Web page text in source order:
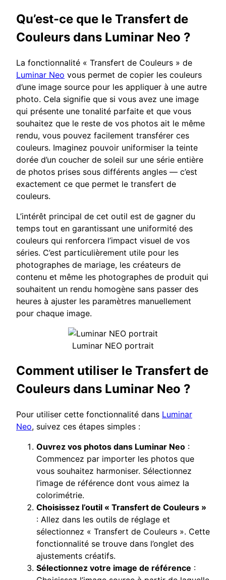
Qu’est-ce que le Transfert de
Couleurs dans Luminar Neo ?
La fonctionnalité « Transfert de Couleurs » de
Luminar Neo vous permet de copier les couleurs
d’une image source pour les appliquer à une autre
photo. Cela signifie que si vous avez une image
qui présente une tonalité parfaite et que vous
souhaitez que le reste de vos photos ait le même
rendu, vous pouvez facilement transférer ces
couleurs. Imaginez pouvoir uniformiser la teinte
dorée d’un coucher de soleil sur une série entière
de photos prises sous différents angles — c’est
exactement ce que permet le transfert de
couleurs.
L’intérêt principal de cet outil est de gagner du
temps tout en garantissant une uniformité des
couleurs qui renforcera l’impact visuel de vos
séries. C’est particulièrement utile pour les
photographes de mariage, les créateurs de
contenu et même les photographes de produit qui
souhaitent un rendu homogène sans passer des
heures à ajuster les paramètres manuellement
pour chaque image.
Luminar NEO portrait
Comment utiliser le Transfert de
Couleurs dans Luminar Neo ?
Pour utiliser cette fonctionnalité dans Luminar
Neo, suivez ces étapes simples :
Ouvrez vos photos dans Luminar Neo :
Commencez par importer les photos que
vous souhaitez harmoniser. Sélectionnez
l’image de référence dont vous aimez la
colorimétrie.
Choisissez l’outil « Transfert de Couleurs »
: Allez dans les outils de réglage et
sélectionnez « Transfert de Couleurs ». Cette
fonctionnalité se trouve dans l’onglet des
ajustements créatifs.
Sélectionnez votre image de référence :